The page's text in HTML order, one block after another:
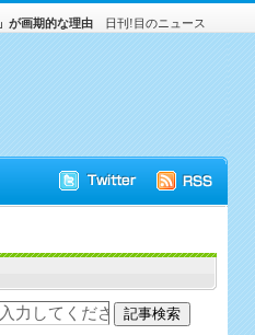
日刊!目のニュース
が画期的な理由